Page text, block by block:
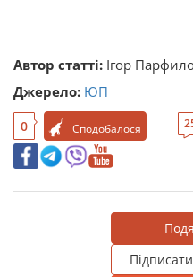
Автор статті: Ігор
Джерело: ЮП
0 Сподобалося